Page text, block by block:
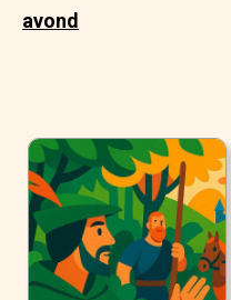
avond